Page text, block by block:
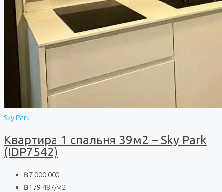
Sky Park
Квартира 1 спальня 39м2 – Sky Park
(IDP7542)
฿7 000 000
฿179 487/м2